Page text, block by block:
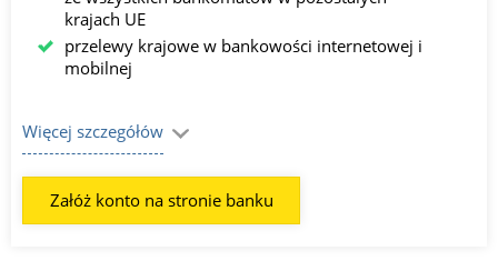
krajach UE
przelewy krajowe w bankowości internetowej i
mobilnej
Więcej szczegółów
Załóż konto na stronie banku